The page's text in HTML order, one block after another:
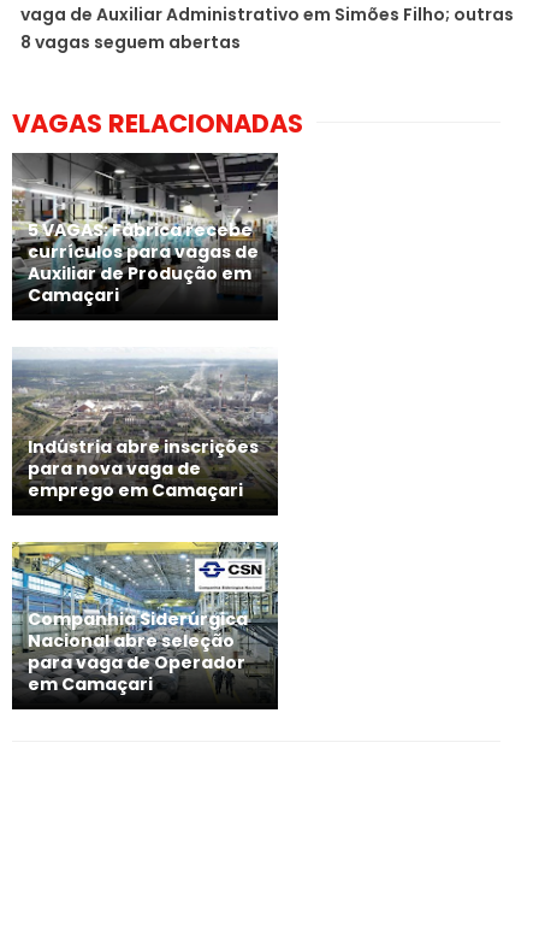
vaga de Auxiliar Administrativo em Simões Filho; outras
8 vagas seguem abertas
VAGAS RELACIONADAS
5 VAGAS: Fábrica recebe
currículos para vagas de
Auxiliar de Produção em
Camaçari
Indústria abre inscrições
para nova vaga de
emprego em Camaçari
Companhia Siderúrgica
Nacional abre seleção
para vaga de Operador
em Camaçari